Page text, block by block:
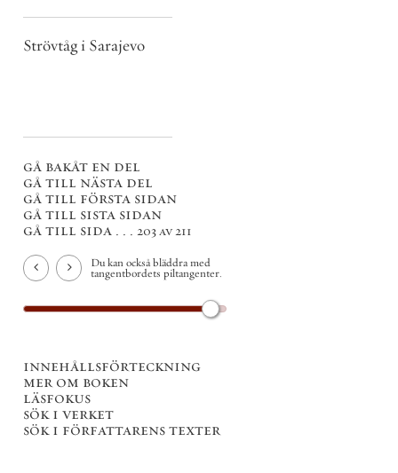
Strövtåg i Sarajevo
gå bakåt en del
gå till nästa del
gå till första sidan
gå till sista sidan
gå till sida . . . 203 av 211
Du kan också bläddra med
tangentbordets piltangenter.
innehållsförteckning
mer om boken
läsfokus
sök i verket
sök i författarens texter